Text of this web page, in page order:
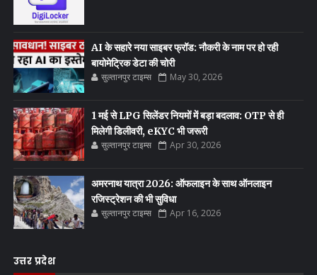
AI के सहारे नया साइबर फ्रॉड: नौकरी के नाम पर हो रही
बायोमेट्रिक डेटा की चोरी
सुल्तानपुर टाइम्स May 30, 2026
1 मई से LPG सिलेंडर नियमों में बड़ा बदलाव: OTP से ही
मिलेगी डिलीवरी, eKYC भी जरूरी
सुल्तानपुर टाइम्स Apr 30, 2026
अमरनाथ यात्रा 2026: ऑफलाइन के साथ ऑनलाइन
रजिस्ट्रेशन की भी सुविधा
सुल्तानपुर टाइम्स Apr 16, 2026
उत्तर प्रदेश